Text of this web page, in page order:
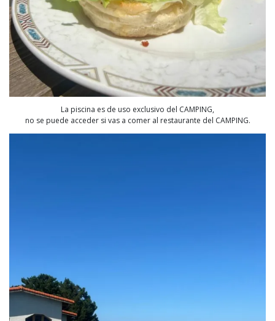
La piscina es de uso exclusivo del CAMPING,
no se puede acceder si vas a comer al restaurante del CAMPING.